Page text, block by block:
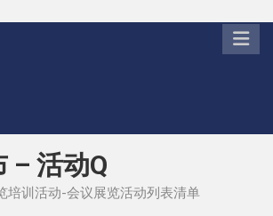
– 活动Q
培训活动-会议展览活动列表清单